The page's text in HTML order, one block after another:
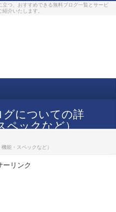
つ、おすすめできる無料ブログ一覧とサービ
介いたします。
グについての詳
ペックなど）
能・スペックなど）
ーリンク